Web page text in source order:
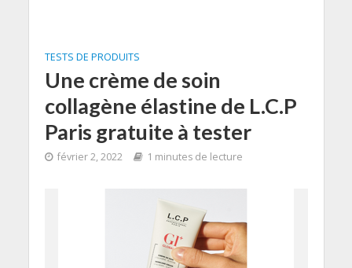
TESTS DE PRODUITS
Une crème de soin
collagène élastine de L.C.P
Paris gratuite à tester
février 2, 2022 1 minutes de lecture